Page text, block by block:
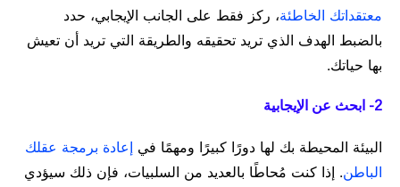
معتقداتك الخاطئة، ركز فقط على الجانب الإيجابي، حدد
بالضبط الهدف الذي تريد تحقيقه والطريقة التي تريد أن تعيش
بها حياتك.
2- ابحث عن الإيجابية
البيئة المحيطة بك لها دورًا كبيرًا ومهمًا في إعادة برمجة عقلك
الباطن. إذا كنت مُحاطًا بالعديد من السلبيات، فإن ذلك سيؤدي